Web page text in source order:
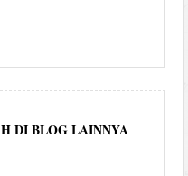
DI BLOG LAINNYA